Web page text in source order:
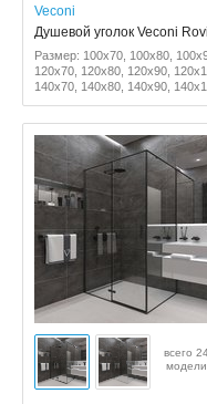
Veconi
Душевой уголок Veconi
Размер: 100x70, 100x80,
120x70, 120x80, 120x90,
140x70, 140x80, 140x90,
всего
модели